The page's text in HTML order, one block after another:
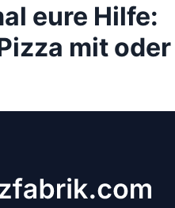
eure Hilfe:
mit oder